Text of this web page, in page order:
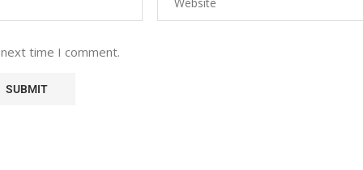
time I comment.